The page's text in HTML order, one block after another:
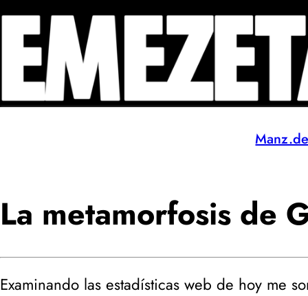
La metamorfosis de
Examinando las estadísticas web de hoy me